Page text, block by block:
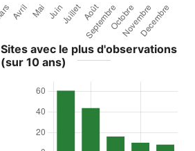
Sites avec le plus d'observations
(sur 10 ans)